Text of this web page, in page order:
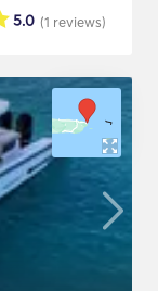
(1 reviews)
5.0